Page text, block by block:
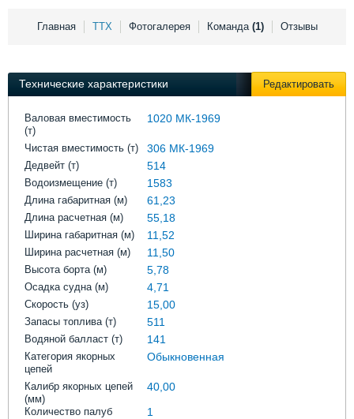
Выставки и семинары
Личности
Словарь
Галерея флота
Форум
Отзывы
Главная ТТХ Фотогалерея Команда (1) Отзывы
Технические характеристики Редактировать
Валовая вместимость
(т)
1020 МК-1969
Чистая вместимость (т) 306 МК-1969
Дедвейт (т) 514
Водоизмещение (т) 1583
Длина габаритная (м) 61,23
Длина расчетная (м) 55,18
Ширина габаритная (м) 11,52
Ширина расчетная (м) 11,50
Высота борта (м) 5,78
Осадка судна (м) 4,71
Скорость (уз) 15,00
Запасы топлива (т) 511
Водяной балласт (т) 141
Категория якорных
цепей
Обыкновенная
Калибр якорных цепей
(мм)
40,00
Количество палуб 1